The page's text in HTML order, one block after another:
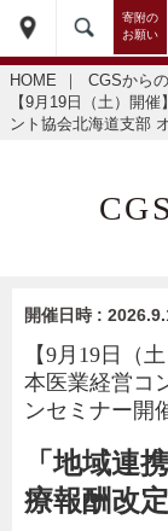
寄附の
お願い
HOME ｜ CGSから
【9月19日（土）開
ント協会北海道支部
開催日時 :
【9月19日（
本医業経営コ
ンセミナー開
「地域連
療報酬改